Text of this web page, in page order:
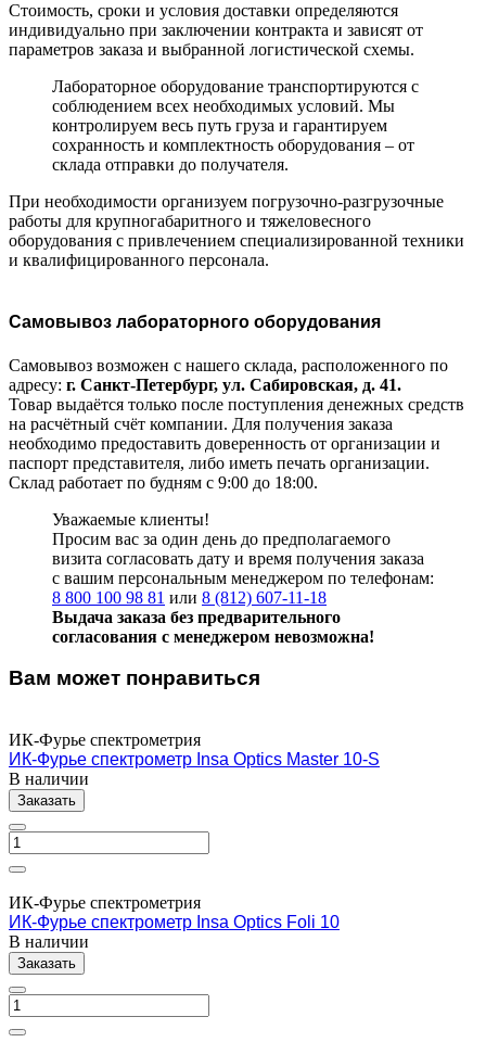
Стоимость, сроки и условия доставки определяются
индивидуально при заключении контракта и зависят от
параметров заказа и выбранной логистической схемы.
Лабораторное оборудование транспортируются с
соблюдением всех необходимых условий. Мы
контролируем весь путь груза и гарантируем
сохранность и комплектность оборудования – от
склада отправки до получателя.
При необходимости организуем погрузочно-разгрузочные
работы для крупногабаритного и тяжеловесного
оборудования с привлечением специализированной техники
и квалифицированного персонала.
Самовывоз лабораторного оборудования
Самовывоз возможен с нашего склада, расположенного по
адресу: г. Санкт-Петербург, ул. Сабировская, д. 41.
Товар выдаётся только после поступления денежных средств
на расчётный счёт компании. Для получения заказа
необходимо предоставить доверенность от организации и
паспорт представителя, либо иметь печать организации.
Склад работает по будням с 9:00 до 18:00.
Уважаемые клиенты!
Просим вас за один день до предполагаемого
визита согласовать дату и время получения заказа
с вашим персональным менеджером по телефонам:
8 800 100 98 81 или 8 (812) 607-11-18
Выдача заказа без предварительного
согласования с менеджером невозможна!
Вам может понравиться
ИК-Фурье спектрометрия
ИК-Фурье спектрометр Insa Optics Master 10-S
В наличии
Заказать
ИК-Фурье спектрометрия
ИК-Фурье спектрометр Insa Optics Foli 10
В наличии
Заказать